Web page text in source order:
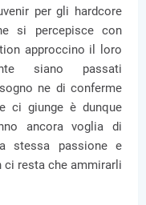
per gli hardcore
si percepisce con
approccino il loro
siano passati
ne di conferme
ci giunge è dunque
ancora voglia di
stessa passione e
ci resta che ammirarli